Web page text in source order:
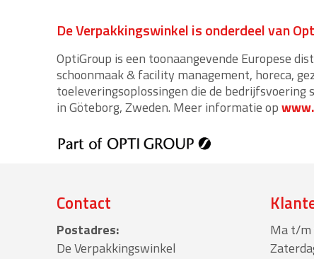
De Verpakkingswinkel is onderdeel van
OptiGroup is een toonaangevende Europese
schoonmaak & facility management, horeca,
toeleveringsoplossingen die de
in Göteborg, Zweden. Meer informatie op
Contact
Postadres:
De Verpakkingswinkel
Ma t/m